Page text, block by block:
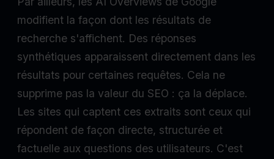
modifient la façon dont les résultats de
recherche s'affichent. Des réponses
synthétiques apparaissent directement dans les
résultats pour certaines requêtes. Cela ne
supprime pas la valeur du SEO : ça la déplace.
Les sites qui captent ces extraits sont ceux qui
répondent de façon directe, structurée et
factuelle aux questions des utilisateurs. C'est